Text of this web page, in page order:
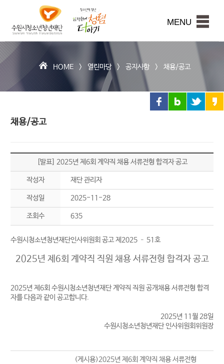
본문내용 바로가기
시
청
소
년
청
년
재
단
MENU
HOME >열린마당>공지사항>채용/공고
채용/공고
[발표] 2025년 제6회 계약직 채용 서류전형 합격자 공고
작성자 재단 관리자
작성일 2025-11-28
조회수 635
수원시청소년청년재단인사위원회 공고 제2025 – 51호
2025년 제6회 계약직 직원 채용 서류전형 합격자 공고
2025년 제6회 수원시청소년청년재단 계약직 직원 공개채용 서류전형 합격
자를 다음과 같이 공고합니다.
2025년 11월 28일
수원시청소년청년재단 인사위원회위원장
(게시용)2025년 제6회 계약직 채용 서류전형